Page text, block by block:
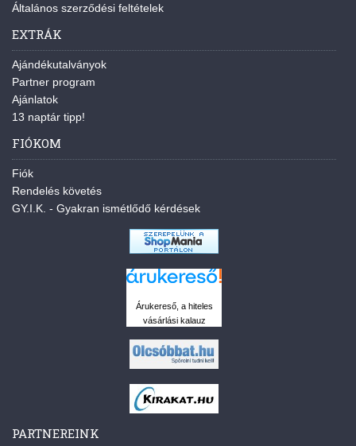
Általános szerződési feltételek
EXTRÁK
Ajándékutalványok
Partner program
Ajánlatok
13 naptár tipp!
FIÓKOM
Fiók
Rendelés követés
GY.I.K. - Gyakran ismétlődő kérdések
Árukereső, a hiteles
vásárlási kalauz
PARTNEREINK